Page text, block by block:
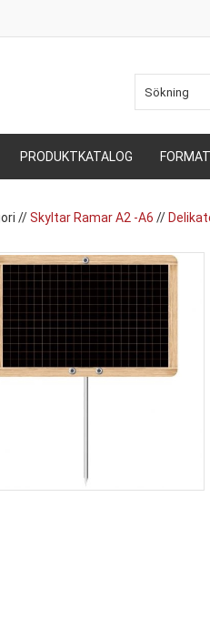
PRODUKTKATALOG FORMAT
//Skyltar Ramar A2 -A6 //